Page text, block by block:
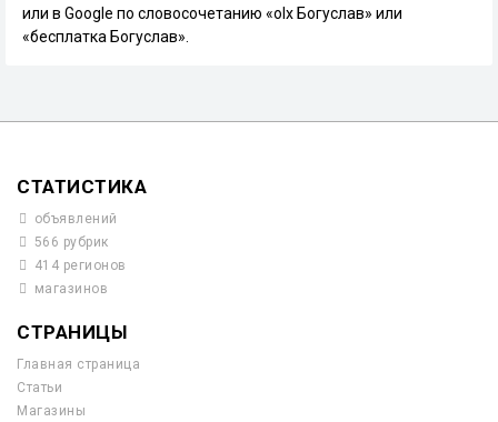
или в Google по словосочетанию «olx Богуслав» или
«бесплатка Богуслав».
СТАТИСТИКА
объявлений
566 рубрик
414 регионов
магазинов
СТРАНИЦЫ
Главная страница
Статьи
Магазины